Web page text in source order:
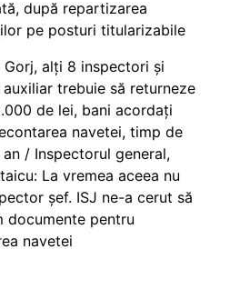
după repartizarea
pe posturi titularizabile
Gorj, alți 8 inspectori și
auxiliar trebuie să returneze
de lei, bani acordați
navetei, timp de
/ Inspectorul general,
La vremea aceea nu
șef. ISJ ne-a cerut să
documente pentru
navetei